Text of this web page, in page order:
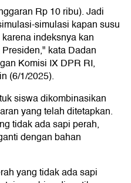
Rp 10 ribu). Jadi
simulasi kapan susu
indeksnya kan
kata Dadan
Komisi IX DPR RI,
(6/1/2025).
siswa dikombinasikan
yang telah ditetapkan.
tidak ada sapi perah,
dengan bahan
yang tidak ada sapi